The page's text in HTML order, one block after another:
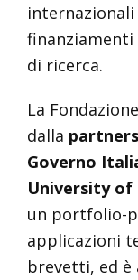
di ricerca.
La
dalla
Governo
University of
un portfolio-
applicazioni
brevetti, ed